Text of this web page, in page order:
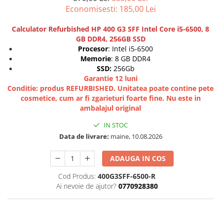
Incarcatoare laptop refurbished
Standuri și Coolere Laptop
Alte accesorii
Card reader
PC, Componente & Software
Calculatoare
Calculatoare SECOND-HAND
Calculatoare GAMING
Calculatoare REFURBISHED
Calculatoare RENEW
Calculatoare WORKSTATION
Economisesti: 185,00 Lei
Calculator Refurbished HP 400 G3 SFF Intel Core i5-6500, 8
GB DDR4, 256GB SSD
Procesor: Intel i5-6500
Memorie: 8 GB DDR4
SSD: 256Gb
Garantie 12 luni
Conditie: produs REFURBISHED. Unitatea poate contine pete
cosmetice, cum ar fi zgarieturi foarte fine. Nu este in
ambalajul original
IN STOC
Data de livrare: maine, 10.08.2026
ADAUGA IN COS
Cod Produs: 400G3SFF-6500-R
Ai nevoie de ajutor? 0770928380